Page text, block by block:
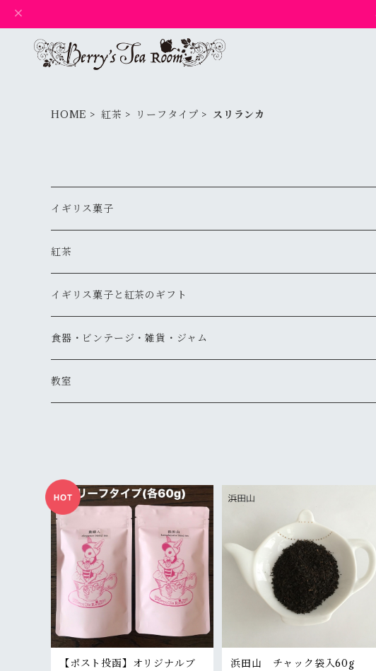
HOME 紅茶 リーフタイプ スリランカ
イギリス菓子
ギフト
紅茶
ティーバッグタイプ
リーフタイプ
スリランカ
フレーバー、スパイス
ノンカフェインハーブティー
その他の紅茶
イギリス菓子と紅茶のギフト
1000円以下
リーフタイプ
1001円～2,000円
ノンカフェインハーブティー
リーフタイプ
ノンカフェインハーブティー
ティーバッグタイプ
リーフタイプ
ノンカフェインハーブティー
ギフトボックスセット
ティーバッグタイプ
リーフタイプ
ノンカフェインハーブティー
食器・ビンテージ・雑貨・ジャム
食器
マーマレード
教室
【ポスト投函】オリジナルブ
浜田山 チャック袋入60g